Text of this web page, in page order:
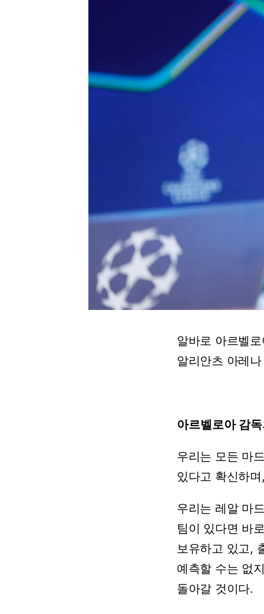
알바로 아르벨
알리안츠 아레나
아르벨로아 감
우리는 모든 마
있다고 확신하
우리는 레알 마
팀이 있다면 바
보유하고 있고,
예측할 수는 없
돌아갈 것이다.